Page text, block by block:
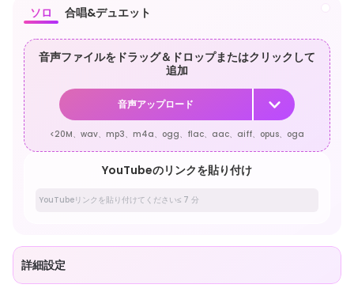
ソロ 合唱&デュエット
音声ファイルをドラッグ＆ドロップまたはクリックして
追加
音声アップロード
<20M、wav、mp3、m4a、ogg、flac、aac、aiff、opus、oga
YouTubeのリンクを貼り付け
詳細設定